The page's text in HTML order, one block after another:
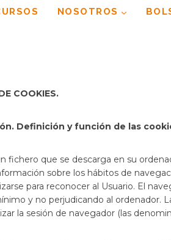
NOSOTROS
COOKIES.
Definición y función de las
fichero que se descarga en su
sobre los hábitos de
para reconocer al Usuario. El
y no perjudicando al ordenador.
la sesión de navegador (las